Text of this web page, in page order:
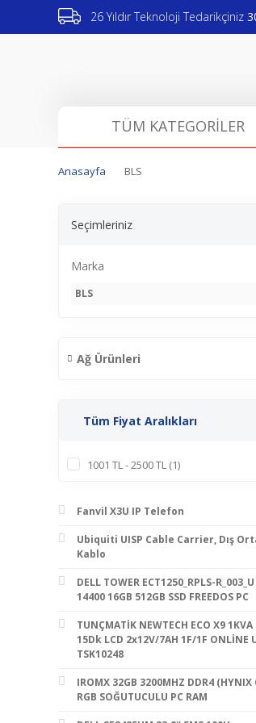
26 Yıldır Teknoloji Tedarikçiniz
TÜM KATEGORİLER
Anasayfa BLS
Seçimleriniz
Marka
BLS
Ağ Ürünleri
Tüm Fiyat Aralıkları
1001 TL - 2500 TL (1)
Fanvil X3U IP Telefon
Ubiquiti UISP Cable Carrier, Dış
Kablo
DELL TOWER ECT1250_RPLS-
14400 16GB 512GB SSD FREEDOS PC
TUNÇMATİK NEWTECH ECO X9 1KVA
15Dk LCD 2x12V/7AH 1F/1F ONLİNE
TSK10248
IROMX 32GB 3200MHZ DDR4 (HYNIX
RGB SOĞUTUCULU PC RAM